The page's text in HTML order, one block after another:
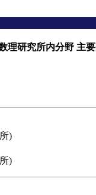
理研究所内分野 主
)
)